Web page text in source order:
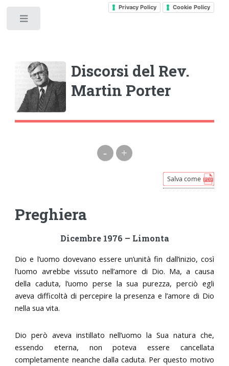
Privacy Policy Cookie Policy
Discorsi del Rev.
Martin Porter
- +
Preghiera
Dicembre 1976 – Limonta
Dio e l’uomo dovevano essere un’unità fin dall’inizio, così
l’uomo avrebbe vissuto nell’amore di Dio. Ma, a causa
della caduta, l’uomo perse la sua purezza, perciò egli
aveva difficoltà di percepire la presenza e l’amore di Dio
nella sua vita.
Dio però aveva instillato nell’uomo la Sua natura che,
essendo eterna, non poteva essere cancellata
completamente neanche dalla caduta. Per questo motivo